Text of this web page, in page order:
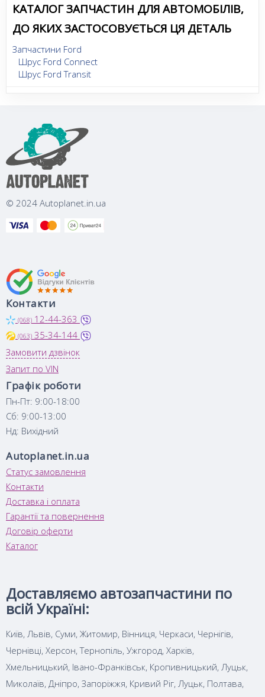
КАТАЛОГ ЗАПЧАСТИН ДЛЯ АВТОМОБІЛІВ,
ДО ЯКИХ ЗАСТОСОВУЄТЬСЯ ЦЯ ДЕТАЛЬ
Запчастини Ford
Шрус Ford Connect
Шрус Ford Transit
© 2024 Autoplanet.in.ua
Контакти
(068) 12-44-363
(063) 35-34-144
Замовити дзвінок
Запит по VIN
Графік роботи
Пн-Пт: 9:00-18:00
Сб: 9:00-13:00
Нд: Вихідний
Autoplanet.in.ua
Статус замовлення
Контакти
Доставка і оплата
Гарантії та повернення
Договір оферти
Каталог
Доставляємо автозапчастини по
всій Україні:
Київ, Львів, Суми, Житомир, Вінниця, Черкаси, Чернігів,
Чернівці, Херсон, Тернопіль, Ужгород, Харків,
Хмельницький, Івано-Франківськ, Кропивницький, Луцьк,
Миколаїв, Дніпро, Запоріжжя, Кривий Ріг, Луцьк, Полтава,